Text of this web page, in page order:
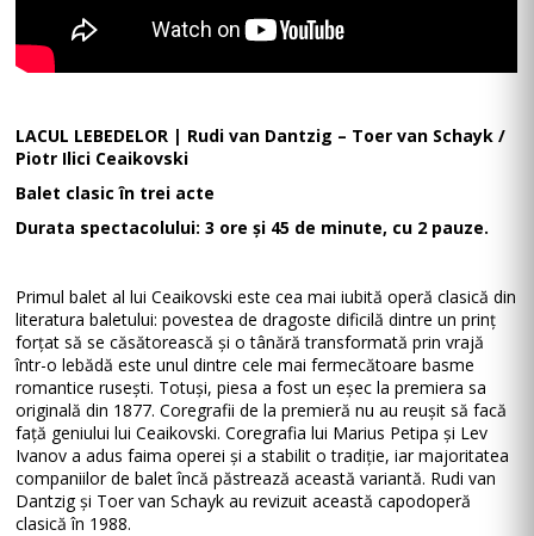
LACUL LEBEDELOR | Rudi van Dantzig – Toer van Schayk /
Piotr Ilici Ceaikovski
Balet clasic în trei acte
Durata spectacolului: 3 ore și 45 de minute, cu 2 pauze.
Primul balet al lui Ceaikovski este cea mai iubită operă clasică din
literatura baletului: povestea de dragoste dificilă dintre un prinț
forțat să se căsătorească și o tânără transformată prin vrajă
într-o lebădă este unul dintre cele mai fermecătoare basme
romantice rusești. Totuși, piesa a fost un eșec la premiera sa
originală din 1877. Coregrafii de la premieră nu au reușit să facă
față geniului lui Ceaikovski. Coregrafia lui Marius Petipa și Lev
Ivanov a adus faima operei și a stabilit o tradiție, iar majoritatea
companiilor de balet încă păstrează această variantă. Rudi van
Dantzig și Toer van Schayk au revizuit această capodoperă
clasică în 1988.